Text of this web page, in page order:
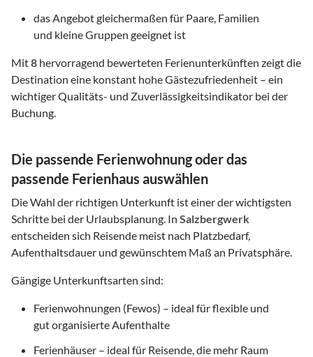
das Angebot gleichermaßen für Paare, Familien
und kleine Gruppen geeignet ist
Mit8 hervorragend bewerteten Ferienunterkünften zeigt die
Destination eine konstant hohe Gästezufriedenheit – ein
wichtiger Qualitäts- und Zuverlässigkeitsindikator bei der
Buchung.
Die passende Ferienwohnung oder das
passende Ferienhaus auswählen
Die Wahl der richtigen Unterkunft ist einer der wichtigsten
Schritte bei der Urlaubsplanung. In Salzbergwerk
entscheiden sich Reisende meist nach Platzbedarf,
Aufenthaltsdauer und gewünschtem Maß an Privatsphäre.
Gängige Unterkunftsarten sind:
Ferienwohnungen (Fewos) – ideal für flexible und
gut organisierte Aufenthalte
Ferienhäuser – ideal für Reisende, die mehr Raum